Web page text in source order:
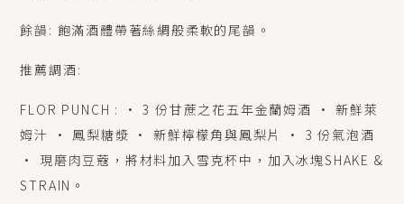
餘韻: 飽滿酒體帶著絲綢般柔軟的尾韻。
推薦調酒:
FLOR PUNCH : • 3 份甘蔗之花五年金蘭姆酒 • 新鮮萊
姆汁 • 鳳梨糖漿 • 新鮮檸檬角與鳳梨片 • 3 份氣泡酒
• 現磨肉豆蔻，將材料加入雪克杯中，加入冰塊SHAKE &
STRAIN。